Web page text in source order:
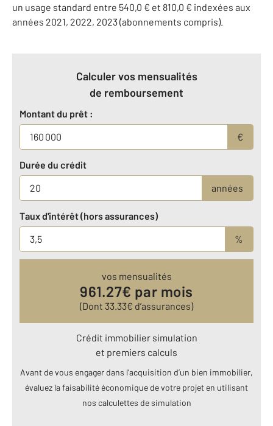
un usage standard entre 540,0 € et 810,0 € indexées aux
années 2021, 2022, 2023 (abonnements compris).
Calculer vos mensualités
de remboursement
Montant du prêt :
€
Durée du crédit
années
Taux d'intérêt (hors assurances)
%
vos mensualités
961.27€ par mois
(Dont 33.33€ d’assurances)
Crédit immobilier simulation
et premiers calculs
Avant de vous engager dans l’acquisition d’un bien immobilier,
évaluez la faisabilité économique de votre projet en utilisant
nos calculettes de simulation